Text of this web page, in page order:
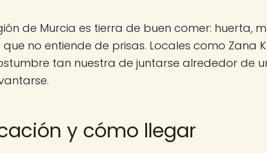
de Murcia es tierra de buen comer: huerta,
no entiende de prisas. Locales como Zana
tan nuestra de juntarse alrededor de
y cómo llegar